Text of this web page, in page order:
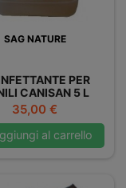
SAG NATURE
PER
CANISAN 5 L
Prezzo
35,00 €
al carrello